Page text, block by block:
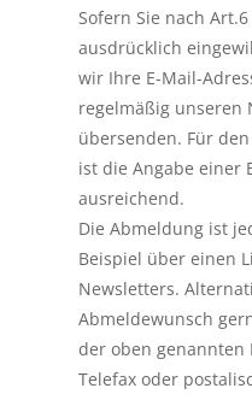
Sofern Sie nach Art.6
ausdrücklich
wir Ihre E-Mail-
regelmäßig unseren
übersenden. Für
ist die Angabe einer
ausreichend.
Die Abmeldung ist
Beispiel über einen
Newsletters.
Abmeldewunsch
der oben genannten
Telefax oder